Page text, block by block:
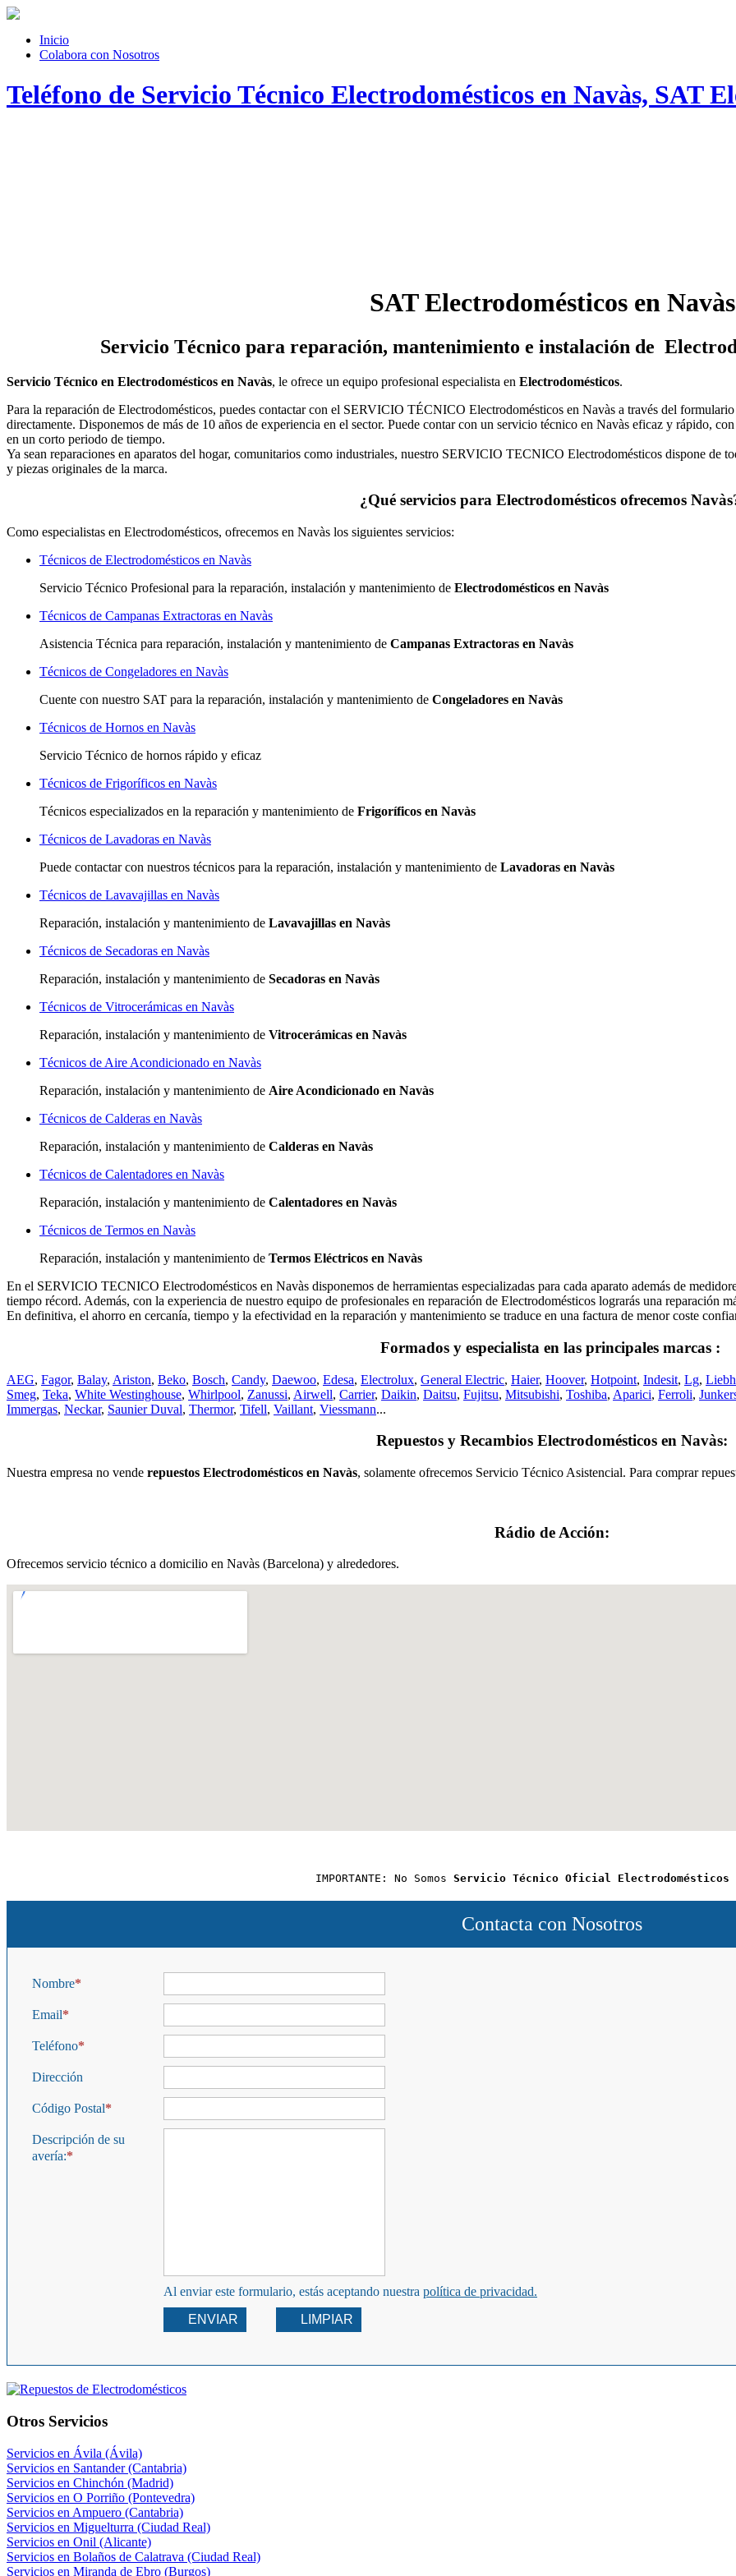
Inicio
Colabora con Nosotros
Teléfono de Servicio Técnico Electrodomésticos en Navàs, SAT
SAT Electrodomésticos en Navàs
Servicio Técnico para reparación, mantenimiento e instalación de
Servicio Técnico en Electrodomésticos en Navàs, le ofrece un equipo profesional especialista en Electrodomésticos.
Para la reparación de Electrodomésticos, puedes contactar con el SERVICIO TÉCNICO Electrodomésticos en Navàs a través del
directamente. Disponemos de más de 10 años de experiencia en el sector. Puede contar con un servicio técnico en Navàs eficaz y rápido,
en un corto periodo de tiempo.
Ya sean reparaciones en aparatos del hogar, comunitarios como industriales, nuestro SERVICIO TECNICO Electrodomésticos dispone de
y piezas originales de la marca.
¿Qué servicios para Electrodomésticos ofrecemos
Como especialistas en Electrodomésticos, ofrecemos en Navàs los siguientes servicios:
Técnicos de Electrodomésticos en Navàs
Servicio Técnico Profesional para la reparación, instalación y mantenimiento de Electrodomésticos en Navàs
Técnicos de Campanas Extractoras en Navàs
Asistencia Técnica para reparación, instalación y mantenimiento de Campanas Extractoras en Navàs
Técnicos de Congeladores en Navàs
Cuente con nuestro SAT para la reparación, instalación y mantenimiento de Congeladores en Navàs
Técnicos de Hornos en Navàs
Servicio Técnico de hornos rápido y eficaz
Técnicos de Frigoríficos en Navàs
Técnicos especializados en la reparación y mantenimiento de Frigoríficos en Navàs
Técnicos de Lavadoras en Navàs
Puede contactar con nuestros técnicos para la reparación, instalación y mantenimiento de Lavadoras en Navàs
Técnicos de Lavavajillas en Navàs
Reparación, instalación y mantenimiento de Lavavajillas en Navàs
Técnicos de Secadoras en Navàs
Reparación, instalación y mantenimiento de Secadoras en Navàs
Técnicos de Vitrocerámicas en Navàs
Reparación, instalación y mantenimiento de Vitrocerámicas en Navàs
Técnicos de Aire Acondicionado en Navàs
Reparación, instalación y mantenimiento de Aire Acondicionado en Navàs
Técnicos de Calderas en Navàs
Reparación, instalación y mantenimiento de Calderas en Navàs
Técnicos de Calentadores en Navàs
Reparación, instalación y mantenimiento de Calentadores en Navàs
Técnicos de Termos en Navàs
Reparación, instalación y mantenimiento de Termos Eléctricos en Navàs
En el SERVICIO TECNICO Electrodomésticos en Navàs disponemos de herramientas especializadas para cada aparato además de
tiempo récord. Además, con la experiencia de nuestro equipo de profesionales en reparación de Electrodomésticos lograrás una reparación
En definitiva, el ahorro en cercanía, tiempo y la efectividad en la reparación y mantenimiento se traduce en una factura de menor coste
Formados y especialista en las principales marcas :
AEG, Fagor, Balay, Ariston, Beko, Bosch, Candy, Daewoo, Edesa, Electrolux, General Electric, Haier, Hoover, Hotpoint, Indesit, Lg,
Smeg, Teka, White Westinghouse, Whirlpool, Zanussi, Airwell, Carrier, Daikin, Daitsu, Fujitsu, Mitsubishi, Toshiba, Aparici, Ferroli,
Immergas, Neckar, Saunier Duval, Thermor, Tifell, Vaillant, Viessmann...
Repuestos y Recambios Electrodomésticos en Navàs:
Nuestra empresa no vende repuestos Electrodomésticos en Navàs, solamente ofrecemos Servicio Técnico Asistencial. Para comprar
Rádio de Acción:
Ofrecemos servicio técnico a domicilio en Navàs (Barcelona) y alrededores.
IMPORTANTE: No Somos Servicio Técnico Oficial Electrodomésticos
Contacta con Nosotros
Nombre
Email
Teléfono
Dirección
Código Postal
Descripción de su
avería:
Al enviar este formulario, estás aceptando nuestra política de privacidad.
ENVIAR
LIMPIAR
Otros Servicios
Servicios en Ávila (Ávila)
Servicios en Santander (Cantabria)
Servicios en Chinchón (Madrid)
Servicios en O Porriño (Pontevedra)
Servicios en Ampuero (Cantabria)
Servicios en Miguelturra (Ciudad Real)
Servicios en Onil (Alicante)
Servicios en Bolaños de Calatrava (Ciudad Real)
Servicios en Miranda de Ebro (Burgos)